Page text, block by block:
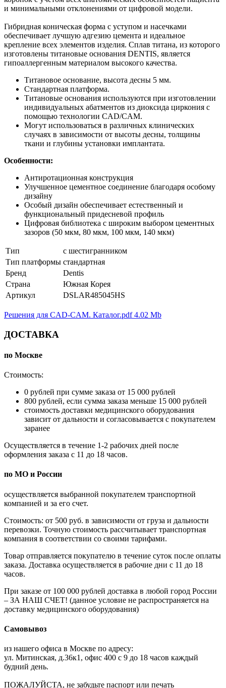
и минимальными отклонениями от цифровой модели.
Гибридная коническая форма с уступом и насечками
обеспечивает лучшую адгезию цемента и идеальное
крепление всех элементов изделия. Сплав титана, из которого
изготовлены титановые основания DENTIS, является
гипоаллергенным материалом высокого качества.
Титановое основание, высота десны 5 мм.
Стандартная платформа.
Титановые основания используются при изготовлении
индивидуальных абатментов из диоксида циркония с
помощью технологии CAD/CAM.
Могут использоваться в различных клинических
случаях в зависимости от высоты десны, толщины
ткани и глубины установки имплантата.
Особенности:
Антиротационная конструкция
Улучшенное цементное соединение благодаря особому
дизайну
Особый дизайн обеспечивает естественный и
функциональный придесневой профиль
Цифровая библиотека с широким выбором цементных
зазоров (50 мкм, 80 мкм, 100 мкм, 140 мкм)
Тип
с шестигранником
Тип платформы стандартная
Бренд
Dentis
Страна
Южная Корея
Артикул
DSLAR485045HS
Решения для CAD-CAM. Каталог.pdf 4.02 Mb
ДОСТАВКА
по Москве
Стоимость:
0 рублей при сумме заказа от 15 000 рублей
800 рублей, если сумма заказа меньше 15 000 рублей
стоимость доставки медицинского оборудования
зависит от дальности и согласовывается с покупателем
заранее
Осуществляется в течение 1-2 рабочих дней после
оформления заказа с 11 до 18 часов.
по МО и России
осуществляется выбранной покупателем транспортной
компанией и за его счет.
Стоимость: от 500 руб. в зависимости от груза и дальности
перевозки. Точную стоимость рассчитывает транспортная
компания в соответствии со своими тарифами.
Товар отправляется покупателю в течение суток после оплаты
заказа. Доставка осуществляется в рабочие дни с 11 до 18
часов.
При заказе от 100 000 рублей доставка в любой город России
– ЗА НАШ СЧЕТ! (данное условие не распространяется на
доставку медицинского оборудования)
Самовывоз
из нашего офиса в Москве по адресу:
ул. Митинская, д.36к1, офис 400 с 9 до 18 часов каждый
будний день.
ПОЖАЛУЙСТА, не забудьте паспорт или печать